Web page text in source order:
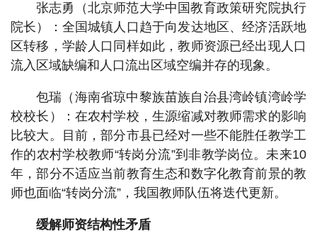
张志勇（北京师范大学中国教育政策研究院执行
院长）：全国城镇人口趋于向发达地区、经济活跃地
区转移，学龄人口同样如此，教师资源已经出现人口
流入区域缺编和人口流出区域空编并存的现象。
包瑞（海南省琼中黎族苗族自治县湾岭镇湾岭学
校校长）：在农村学校，生源缩减对教师需求的影响
比较大。目前，部分市县已经对一些不能胜任教学工
作的农村学校教师“转岗分流”到非教学岗位。未来10
年，部分不适应当前教育生态和数字化教育前景的教
师也面临“转岗分流”，我国教师队伍将迭代更新。
缓解师资结构性矛盾